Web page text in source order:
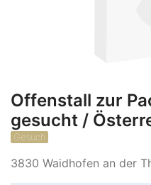
Offenstall zur
gesucht /
Gesuch
3830 Waidhofen an der